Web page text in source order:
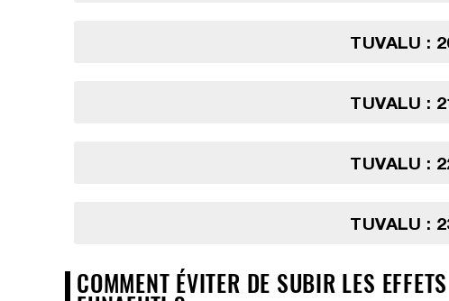
TUVALU :
TUVALU :
TUVALU :
TUVALU :
COMMENT ÉVITER DE SUBIR LES